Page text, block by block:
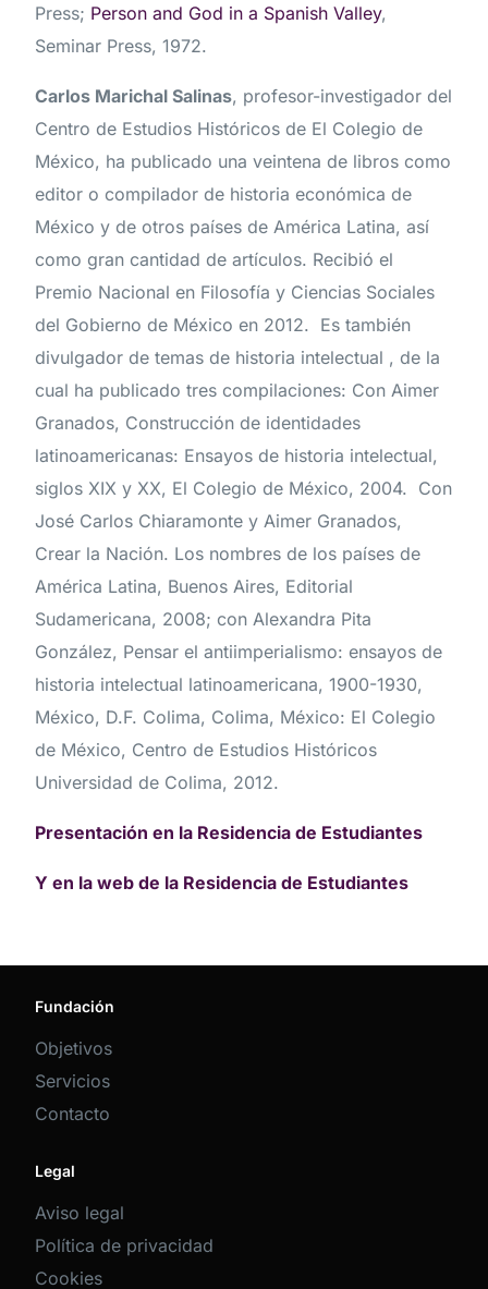
Press; Person and God in a Spanish Valley,
Seminar Press, 1972.
Carlos Marichal Salinas, profesor-investigador del
Centro de Estudios Históricos de El Colegio de
México, ha publicado una veintena de libros como
editor o compilador de historia económica de
México y de otros países de América Latina, así
como gran cantidad de artículos. Recibió el
Premio Nacional en Filosofía y Ciencias Sociales
del Gobierno de México en 2012. Es también
divulgador de temas de historia intelectual , de la
cual ha publicado tres compilaciones: Con Aimer
Granados, Construcción de identidades
latinoamericanas: Ensayos de historia intelectual,
siglos XIX y XX, El Colegio de México, 2004. Con
José Carlos Chiaramonte y Aimer Granados,
Crear la Nación. Los nombres de los países de
América Latina, Buenos Aires, Editorial
Sudamericana, 2008; con Alexandra Pita
González, Pensar el antiimperialismo: ensayos de
historia intelectual latinoamericana, 1900-1930,
México, D.F. Colima, Colima, México: El Colegio
de México, Centro de Estudios Históricos
Universidad de Colima, 2012.
Presentación en la Residencia de Estudiantes
Y en la web de la Residencia de Estudiantes
Fundación
Objetivos
Servicios
Contacto
Legal
Aviso legal
Política de privacidad
Cookies